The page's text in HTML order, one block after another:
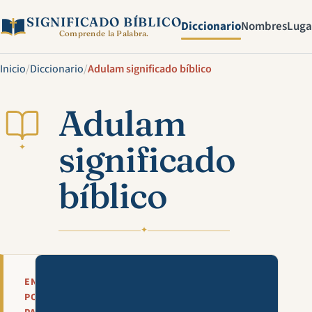
SIGNIFICADO BÍBLICO
Comprende la Palabra. DiccionarioNombres
Inicio/Diccionario/Adulam significado bíblico
✦
Adulam
significado
bíblico
✦
EN
POCAS
Mira esta explicación en